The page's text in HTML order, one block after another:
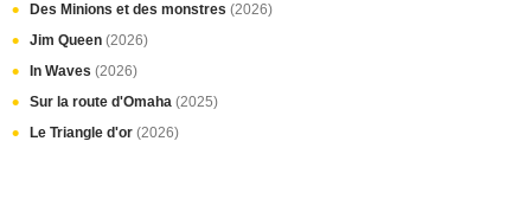
Des Minions et des monstres (2026)
Jim Queen (2026)
In Waves (2026)
Sur la route d'Omaha (2025)
Le Triangle d'or (2026)